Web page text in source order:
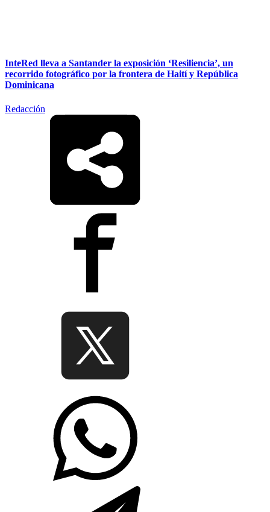
InteRed lleva a Santander la exposición ‘Resiliencia’, un
recorrido fotográfico por la frontera de Haití y República
Dominicana
Redacción